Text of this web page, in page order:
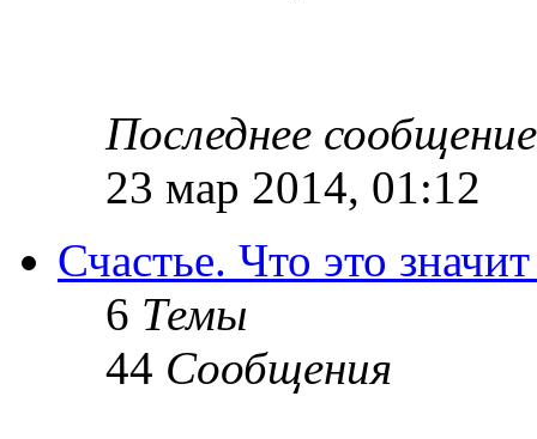
Последнее сообщение
23 мар 2014, 01:12
Счастье. Что это
6 Темы
44 Сообщения